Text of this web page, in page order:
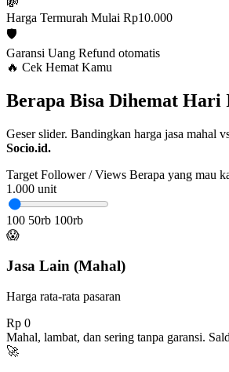
💸
Harga Termurah Mulai Rp10.000
🛡️
Garansi Uang Refund otomatis
🔥 Cek Hemat Kamu
Berapa Bisa Dihemat Hari
Geser slider. Bandingkan harga jasa mahal
Socio.id.
Target Follower / Views Berapa yang mau
1.000 unit
100 50rb 100rb
😱
Jasa Lain (Mahal)
Harga rata-rata pasaran
Rp 0
Mahal, lambat, dan sering tanpa garansi.
🚀